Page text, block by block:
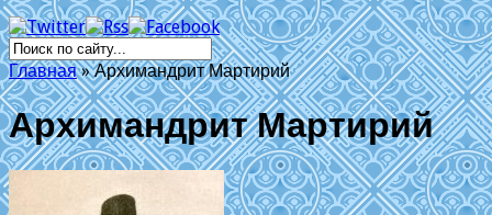
Главная »Архимандрит Мартирий
Архимандрит Мартирий